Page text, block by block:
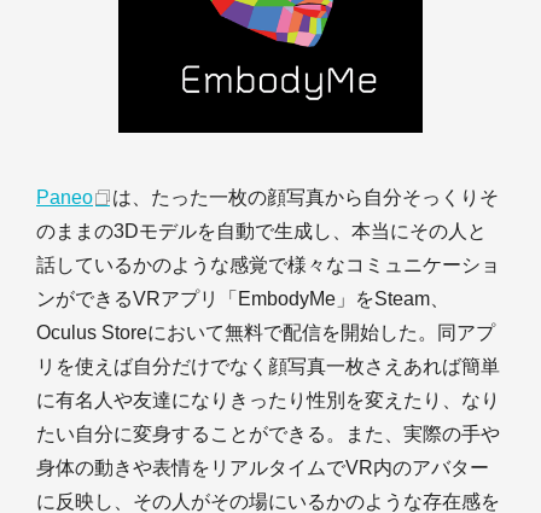
Paneo
は、たった一枚の顔写真から自分そっくりそ
のままの3Dモデルを自動で生成し、本当にその人と
話しているかのような感覚で様々なコミュニケーショ
ンができるVRアプリ「EmbodyMe」をSteam、
Oculus Storeにおいて無料で配信を開始した。同アプ
リを使えば自分だけでなく顔写真一枚さえあれば簡単
に有名人や友達になりきったり性別を変えたり、なり
たい自分に変身することができる。また、実際の手や
身体の動きや表情をリアルタイムでVR内のアバター
に反映し、その人がその場にいるかのような存在感を